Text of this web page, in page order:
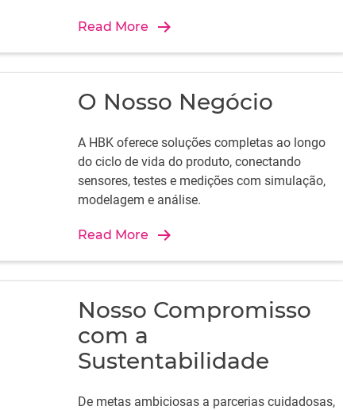
Read More
O Nosso Negócio
A HBK oferece soluções completas ao longo
do ciclo de vida do produto, conectando
sensores, testes e medições com simulação,
modelagem e análise.
Read More
Nosso Compromisso
com a
Sustentabilidade
De metas ambiciosas a parcerias cuidadosas,